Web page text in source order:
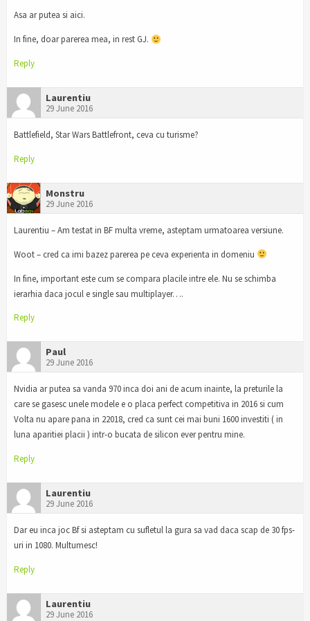
Asa ar putea si aici.
In fine, doar parerea mea, in rest GJ.
Reply
Laurentiu
29 June 2016
Battlefield, Star Wars Battlefront, ceva cu turisme?
Reply
Monstru
29 June 2016
Laurentiu – Am testat in BF multa vreme, asteptam urmatoarea versiune.
Woot – cred ca imi bazez parerea pe ceva experienta in domeniu
In fine, important este cum se compara placile intre ele. Nu se schimba
ierarhia daca jocul e single sau multiplayer….
Reply
Paul
29 June 2016
Nvidia ar putea sa vanda 970 inca doi ani de acum inainte, la preturile la
care se gasesc unele modele e o placa perfect competitiva in 2016 si cum
Volta nu apare pana in 22018, cred ca sunt cei mai buni 1600 investiti ( in
luna aparitiei placii ) intr-o bucata de silicon ever pentru mine.
Reply
Laurentiu
29 June 2016
Dar eu inca joc Bf si asteptam cu sufletul la gura sa vad daca scap de 30 fps-
uri in 1080. Multumesc!
Reply
Laurentiu
29 June 2016